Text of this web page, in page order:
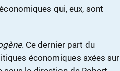
qui, eux, sont
. Ce dernier part du
économiques axées sur